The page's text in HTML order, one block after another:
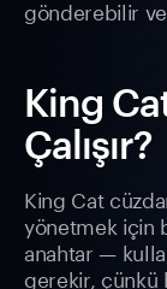
gönderebilir
King
Çalışır?
King Cat
yönetmek için
anahtar —
gerekir, çünkü